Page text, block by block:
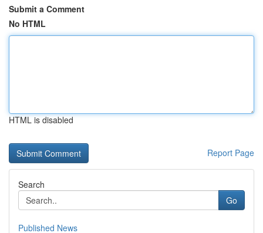
Submit a Comment
No HTML
HTML is disabled
Report Page
Search
Go
Published News